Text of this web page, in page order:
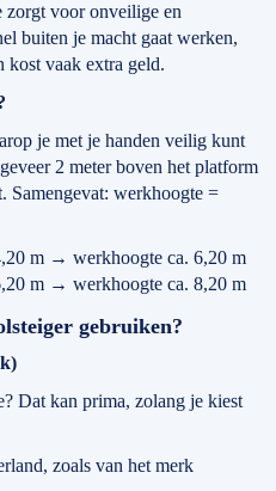
zorgt voor onveilige en
buiten je macht gaat werken,
kost vaak extra geld.
je met je handen veilig kunt
2 meter boven het platform
Samengevat: werkhoogte =
m → werkhoogte ca. 6,20 m
m → werkhoogte ca. 8,20 m
gebruiken?
Dat kan prima, zolang je kiest
zoals van het merk